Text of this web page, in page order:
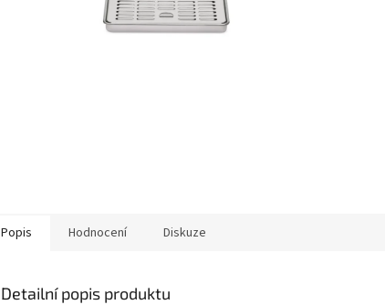
Popis Hodnocení Diskuze
Detailní popis produktu